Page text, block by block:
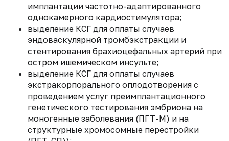
имплантации частотно-адаптированного
однокамерного кардиостимулятора;
выделение КСГ для оплаты случаев
эндоваскулярной тромбэкстракции и
стентирования брахиоцефальных артерий при
остром ишемическом инсульте;
выделение КСГ для оплаты случаев
экстракорпорального оплодотворения с
проведением услуг преимплантационного
генетического тестирования эмбриона на
моногенные заболевания (ПГТ-М) и на
структурные хромосомные перестройки